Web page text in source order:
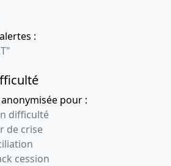
:
pour :
difficulté
de crise
cession